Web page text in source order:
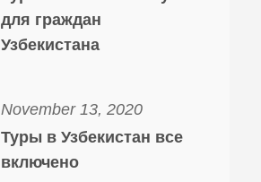
для граждан
Узбекистана
November 13, 2020
Туры в Узбекистан все
включено